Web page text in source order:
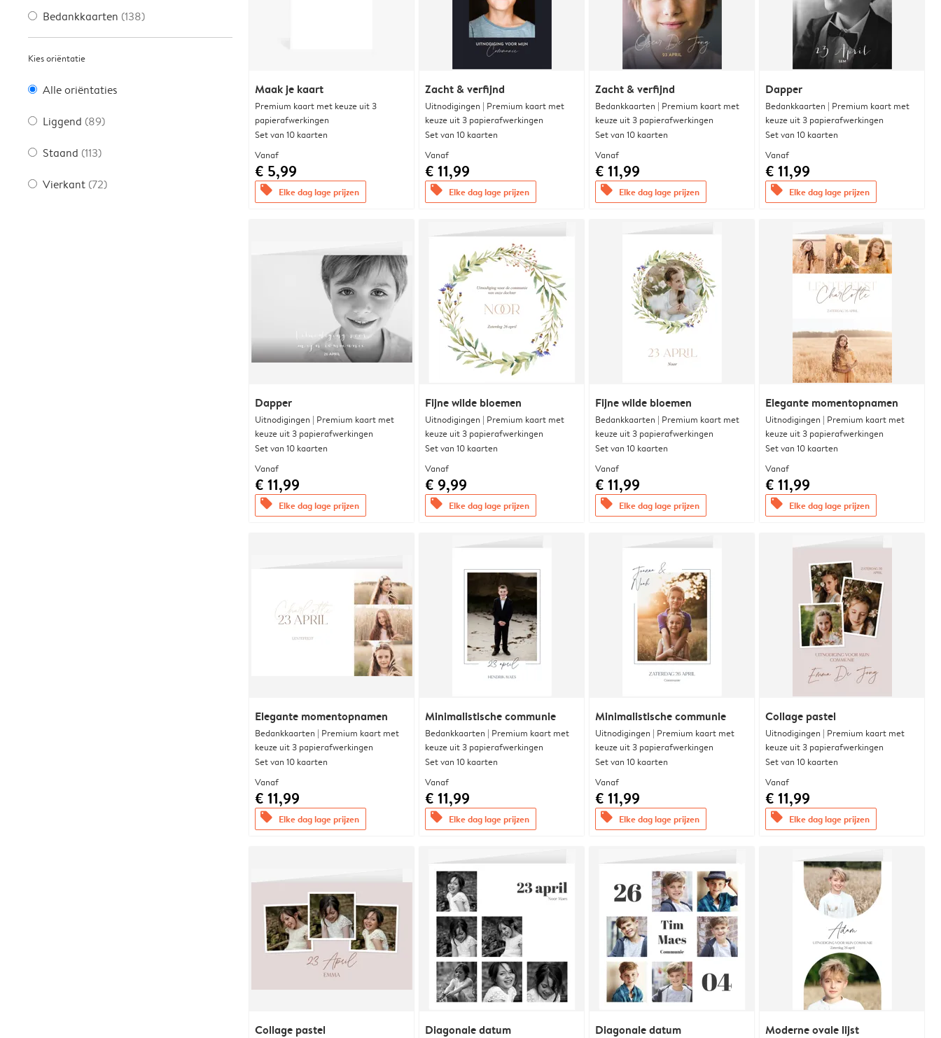
Bedankkaarten (138)
Kies oriëntatie
Alle oriëntaties
Liggend (89)
Staand (113)
Vierkant (72)
Maak je kaart
Premium kaart met keuze uit 3
papierafwerkingen
Set van 10 kaarten
Vanaf
€ 5,99
offers Elke dag lage prijzen
Zacht & verfijnd
Uitnodigingen | Premium kaart met
keuze uit 3 papierafwerkingen
Set van 10 kaarten
Vanaf
€ 11,99
offers Elke dag lage prijzen
Zacht & verfijnd
Bedankkaarten | Premium kaart met
keuze uit 3 papierafwerkingen
Set van 10 kaarten
Vanaf
€ 11,99
offers Elke dag lage prijzen
Dapper
Bedankkaarten | Premium kaart met
keuze uit 3 papierafwerkingen
Set van 10 kaarten
Vanaf
€ 11,99
offers Elke dag lage prijzen
Dapper
Uitnodigingen | Premium kaart met
keuze uit 3 papierafwerkingen
Set van 10 kaarten
Vanaf
€ 11,99
offers Elke dag lage prijzen
Fijne wilde bloemen
Uitnodigingen | Premium kaart met
keuze uit 3 papierafwerkingen
Set van 10 kaarten
Vanaf
€ 9,99
offers Elke dag lage prijzen
Fijne wilde bloemen
Bedankkaarten | Premium kaart met
keuze uit 3 papierafwerkingen
Set van 10 kaarten
Vanaf
€ 11,99
offers Elke dag lage prijzen
Elegante momentopnamen
Uitnodigingen | Premium kaart met
keuze uit 3 papierafwerkingen
Set van 10 kaarten
Vanaf
€ 11,99
offers Elke dag lage prijzen
Elegante momentopnamen
Bedankkaarten | Premium kaart met
keuze uit 3 papierafwerkingen
Set van 10 kaarten
Vanaf
€ 11,99
offers Elke dag lage prijzen
Minimalistische communie
Bedankkaarten | Premium kaart met
keuze uit 3 papierafwerkingen
Set van 10 kaarten
Vanaf
€ 11,99
offers Elke dag lage prijzen
Minimalistische communie
Uitnodigingen | Premium kaart met
keuze uit 3 papierafwerkingen
Set van 10 kaarten
Vanaf
€ 11,99
offers Elke dag lage prijzen
Collage pastel
Uitnodigingen | Premium kaart met
keuze uit 3 papierafwerkingen
Set van 10 kaarten
Vanaf
€ 11,99
offers Elke dag lage prijzen
Collage pastel Diagonale datum Diagonale datum Moderne ovale lijst